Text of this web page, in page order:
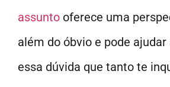
assunto oferece uma
além do óbvio e pode
essa dúvida que tanto te